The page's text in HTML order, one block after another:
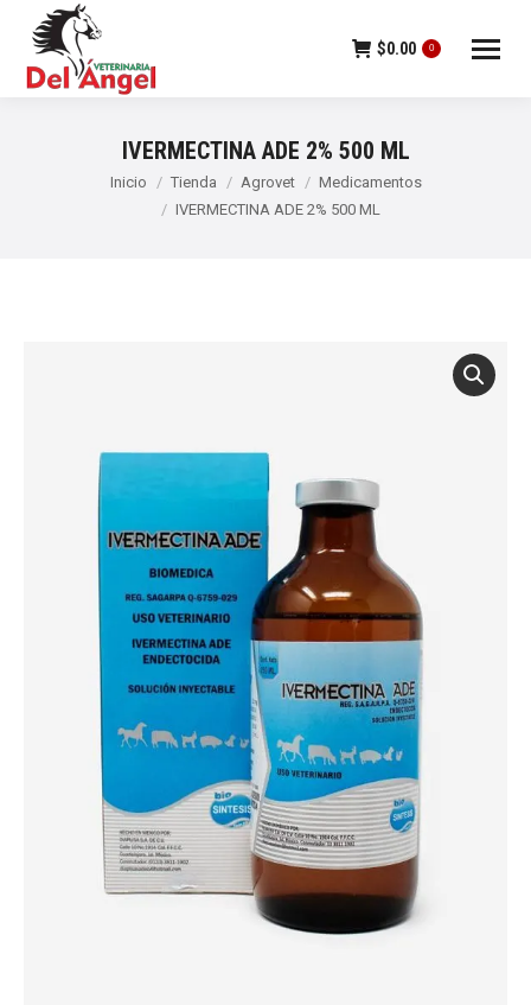
$0.00 0
IVERMECTINA ADE 2% 500 ML
Inicio Tienda Agrovet
Medicamentos
IVERMECTINA ADE 2% 500 ML